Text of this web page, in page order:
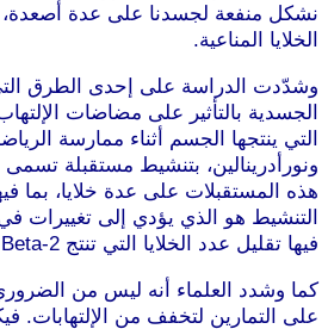
نشكل منفعة لجسدنا على عدة
الخلايا المناعية.
وشدّدت الدراسة على إحدى الطرق التي
الجسدية بالتأثير على مضاضات
التي ينتجها الجسم أثناء ممارسة
هذه المستقبلات على عدة خلايا، بما
التنشيط هو الذي يؤدي إلى تغييرات في
فيها تقليل عدد الخلايا التي تنتج Beta-2 .
كما وشدد العلماء أنه ليس من
على التمارين لتخفف من الإلتهابات.